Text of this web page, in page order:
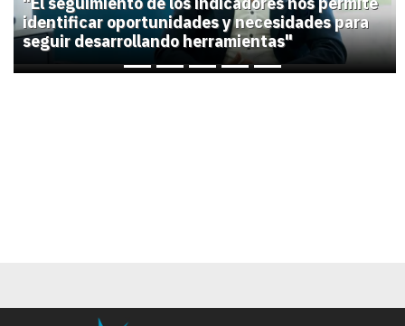
identificar oportunidades y necesidades para
seguir desarrollando herramientas"